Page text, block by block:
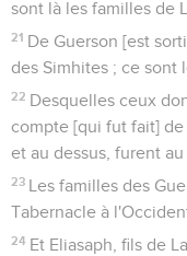
sont là les familles de
21 De Guerson [est
des Simhites ; ce sont
22 Desquelles ceux
compte [qui fut fait]
et au dessus, furent
23 Les familles des
Tabernacle à
24 Et Eliasaph, fils de